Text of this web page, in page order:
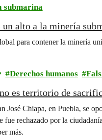
submarina
un alto a la minería
para contener la minería
Derechos humanos
es territorio de
José Chiapa, en Puebla, se
fue rechazado por la
más.